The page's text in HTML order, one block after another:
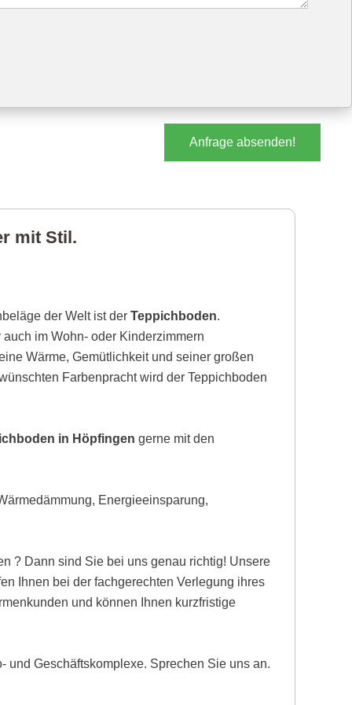
Anfrage absenden!
mit Stil.
der Welt ist derTeppichboden.
im Wohn- oder Kinderzimmern
Wärme, Gemütlichkeit und seiner großen
Farbenpracht wird der Teppichboden
in Höpfingen gerne mit den
Energieeinsparung,
? Dann sind Sie bei uns genau richtig! Unsere
Ihnen bei der fachgerechten Verlegung ihres
und können Ihnen kurzfristige
und Geschäftskomplexe. Sprechen Sie uns an.